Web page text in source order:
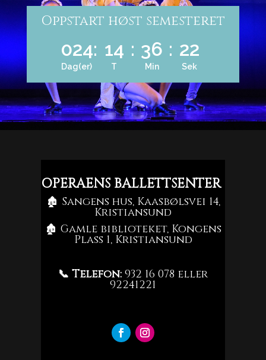
Oppstart høst semesteret
024
Dag(er)
: 14
T
: 36
Min
: 21
Sek
OPERAENS BALLETTSENTER
🏚 Sangens hus, Kaasbølsvei 14,
Kristiansund
🏚 Gamle biblioteket, Kongens
Plass 1, Kristiansund
📞 Telefon: 932 16 078 eller
92241221